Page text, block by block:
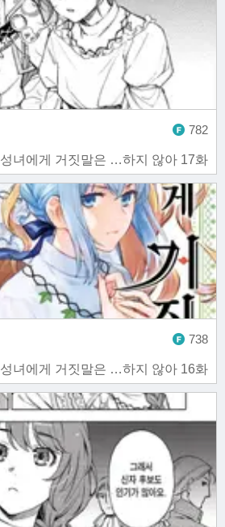
성녀에게 거짓말은 …하지 않아 17화
782
성녀에게 거짓말은 …하지 않아 16화
738